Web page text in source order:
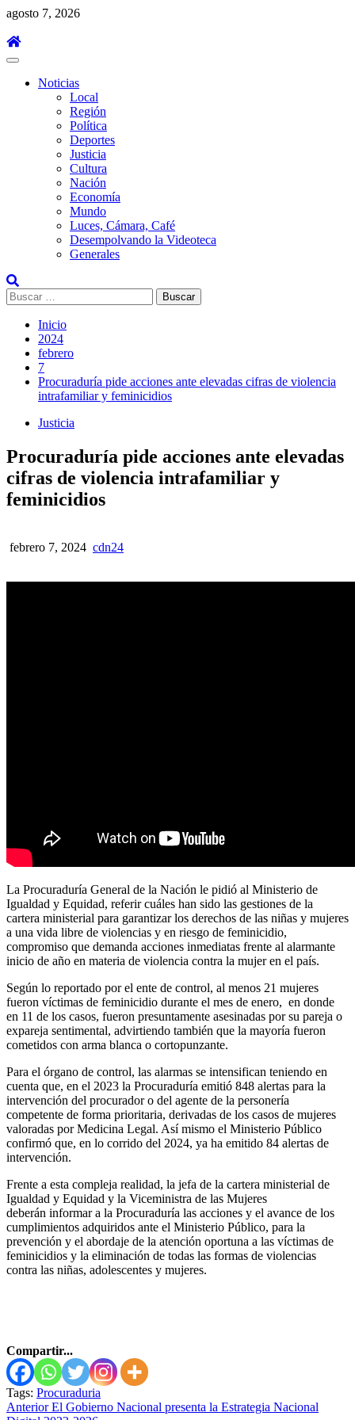
Saltar
contenido
agosto 7, 2026
Menú
principalNoticias
Local
Región
Política
Deportes
Justicia
Cultura
Nación
Economía
Mundo
Luces, Cámara, Café
Desempolvando la Videoteca
Generales
Buscar:
Inicio
2024
febrero
7
Procuraduría pide acciones ante elevadas cifras de violencia
intrafamiliar y feminicidios
Justicia
Procuraduría pide acciones ante elevadas
cifras de violencia intrafamiliar y
feminicidios
febrero 7, 2024 cdn24
La Procuraduría General de la Nación le pidió al Ministerio de
Igualdad y Equidad, referir cuáles han sido las gestiones de la
cartera ministerial para garantizar los derechos de las niñas y mujeres
a una vida libre de violencias y en riesgo de feminicidio,
compromiso que demanda acciones inmediatas frente al alarmante
inicio de año en materia de violencia contra la mujer en el país.
Según lo reportado por el ente de control, al menos 21 mujeres
fueron víctimas de feminicidio durante el mes de enero, en donde
en 11 de los casos, fueron presuntamente asesinadas por su pareja o
expareja sentimental, advirtiendo también que la mayoría fueron
cometidos con arma blanca o cortopunzante.
Para el órgano de control, las alarmas se intensifican teniendo en
cuenta que, en el 2023 la Procuraduría emitió 848 alertas para la
intervención del procurador o del agente de la personería
competente de forma prioritaria, derivadas de los casos de mujeres
valoradas por Medicina Legal. Así mismo el Ministerio Público
confirmó que, en lo corrido del 2024, ya ha emitido 84 alertas de
intervención.
Frente a esta compleja realidad, la jefa de la cartera ministerial de
Igualdad y Equidad y la Viceministra de las Mujeres
deberán informar a la Procuraduría las acciones y el avance de los
cumplimientos adquiridos ante el Ministerio Público, para la
prevención y el abordaje de la atención oportuna a las víctimas de
feminicidios y la eliminación de todas las formas de violencias
contra las niñas, adolescentes y mujeres.​
Compartir...
Tags: Procuraduria
Seguir
AnteriorEl Gobierno Nacional presenta la Estrategia Nacional